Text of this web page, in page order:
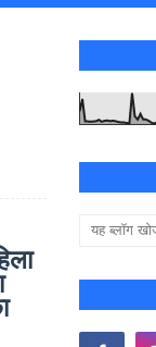
के द्वारा प्रकाशित